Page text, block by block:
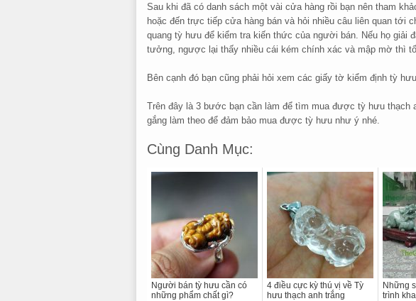
Sau khi đã có danh sách một vài cửa hàng rồi bạn nên tham
hoặc đến trực tiếp cửa hàng bán và hỏi nhiều câu liên quan tới
quang tỳ hưu để kiểm tra kiến thức của người bán. Nếu họ giải
tưởng, ngược lại thấy nhiều cái kém chính xác và mập mờ thì
Bên cạnh đó bạn cũng phải hỏi xem các giấy tờ kiểm định tỳ
Trên đây là 3 bước bạn cần làm để tìm mua được tỳ hưu thạch
gắng làm theo để đảm bảo mua được tỳ hưu như ý nhé.
Cùng Danh Mục:
Người bán tỳ hưu cần có
những phẩm chất gì?
4 điều cực kỳ thú vị về Tỳ
hưu thạch anh trắng
Những
trình